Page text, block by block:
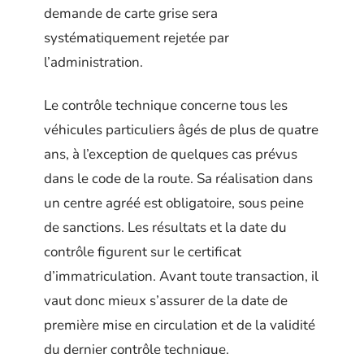
demande de carte grise sera
systématiquement rejetée par
l’administration.
Le contrôle technique concerne tous les
véhicules particuliers âgés de plus de quatre
ans, à l’exception de quelques cas prévus
dans le code de la route. Sa réalisation dans
un centre agréé est obligatoire, sous peine
de sanctions. Les résultats et la date du
contrôle figurent sur le certificat
d’immatriculation. Avant toute transaction, il
vaut donc mieux s’assurer de la date de
première mise en circulation et de la validité
du dernier contrôle technique.